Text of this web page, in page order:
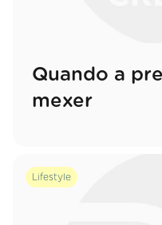
Quando a
mexer
Lifestyle